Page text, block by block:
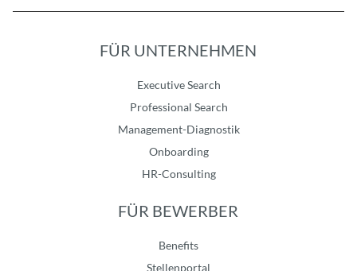
FÜR UNTERNEHMEN
Executive Search
Professional Search
Management-Diagnostik
Onboarding
HR-Consulting
FÜR BEWERBER
Benefits
Stellenportal